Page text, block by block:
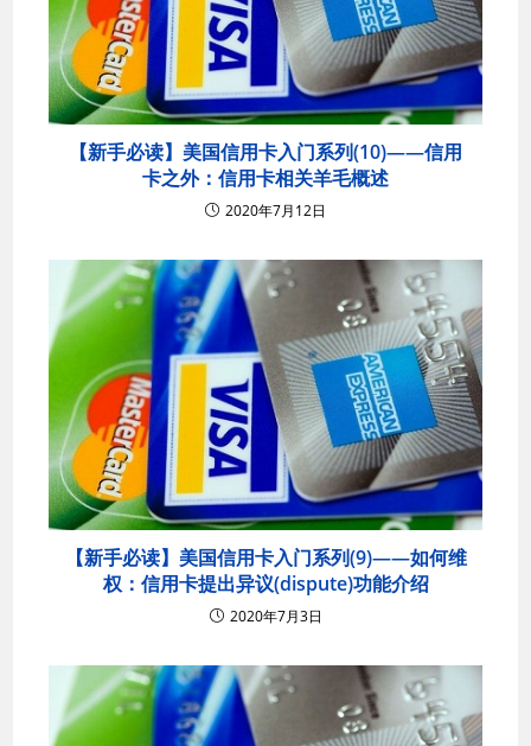
【新手必读】美国信用卡入门系列(10)——信用
卡之外：信用卡相关羊毛概述
2020年7月12日
【新手必读】美国信用卡入门系列(9)——如何维
权：信用卡提出异议(dispute)功能介绍
2020年7月3日